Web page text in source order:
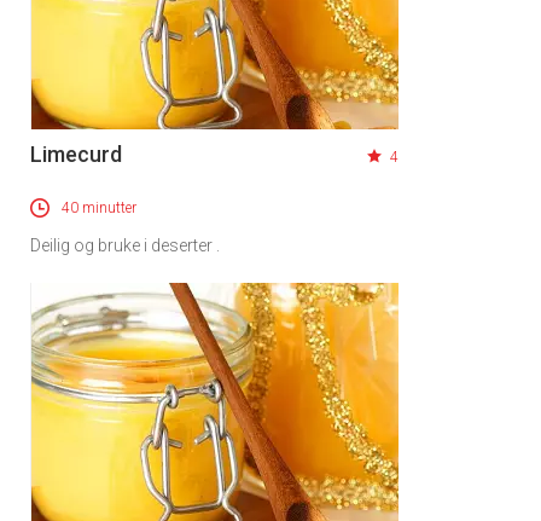
Limecurd 4
40 minutter
Deilig og bruke i deserter .